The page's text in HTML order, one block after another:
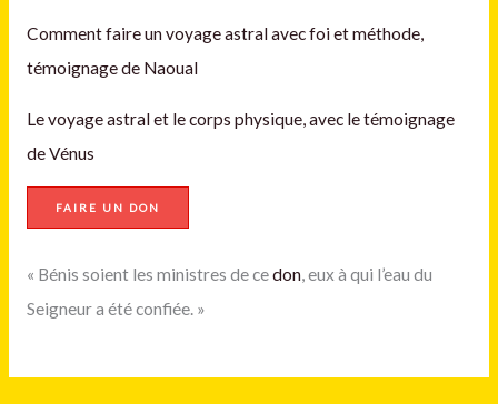
Comment faire un voyage astral avec foi et méthode,
témoignage de Naoual
Le voyage astral et le corps physique, avec le témoignage
de Vénus
FAIRE UN DON
« Bénis soient les ministres de cedon, eux à qui l’eau du
Seigneur a été confiée. »